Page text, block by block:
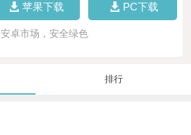
苹果下载 PC下载
安卓市场，安全绿色
排行